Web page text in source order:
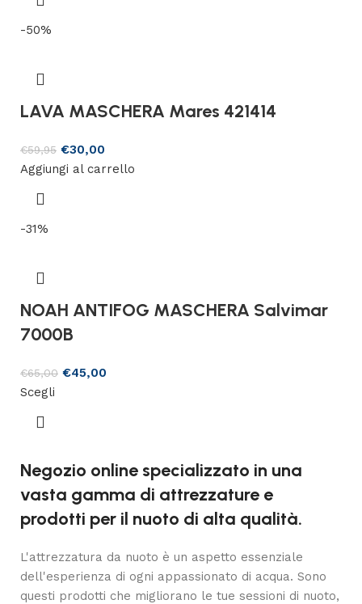
-50%
LAVA MASCHERA Mares 421414
€59,95 €30,00
Aggiungi al carrello
-31%
NOAH ANTIFOG MASCHERA Salvimar
7000B
€65,00 €45,00
Scegli
Negozio online specializzato in una
vasta gamma di attrezzature e
prodotti per il nuoto di alta qualità.
L'attrezzatura da nuoto è un aspetto essenziale
dell'esperienza di ogni appassionato di acqua. Sono
questi prodotti che migliorano le tue sessioni di nuoto,